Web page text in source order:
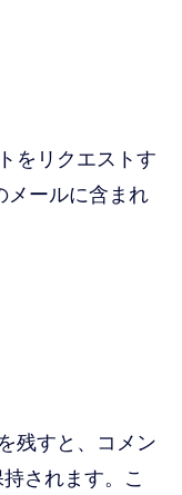
をリクエストす
メールに含まれ
残すと、コメン
されます。こ